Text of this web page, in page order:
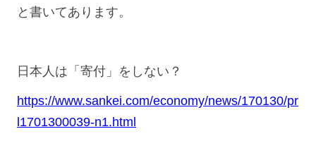
と書いてあります。
日本人は「寄付」をしない？
https://www.sankei.com/economy/news/170130/pr
l1701300039-n1.html